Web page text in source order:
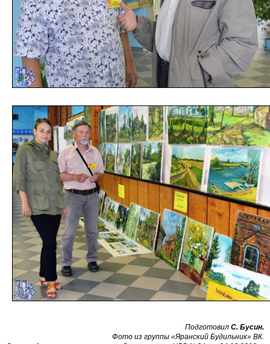
Подготовил С. Бусин.
Фото из группы «Яранский Будильник» ВК.